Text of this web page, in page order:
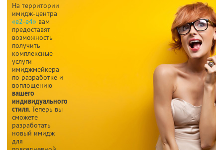
На территории
имидж-центра
«е2-е4» вам
предоставят
возможность
получить
комплексные
услуги
имиджмейкера
по разработке и
воплощению
вашего
индивидуального
стиля. Теперь вы
сможете
разработать
новый имидж
для